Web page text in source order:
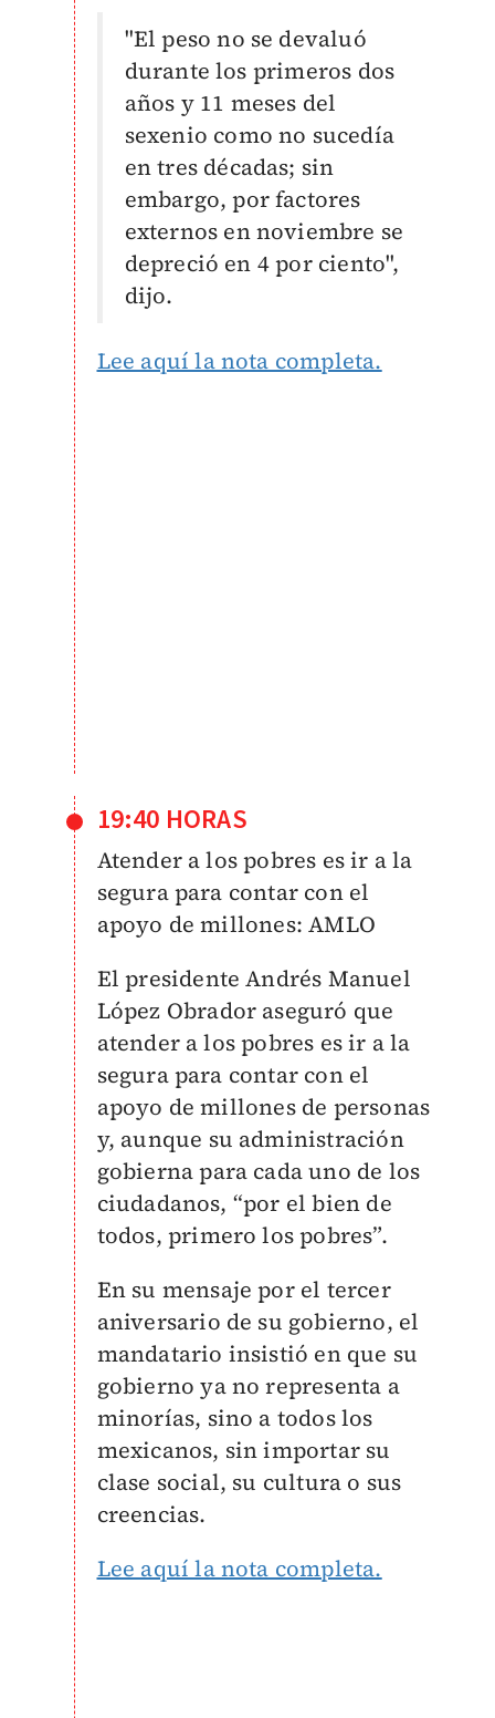
"El peso no se devaluó
durante los primeros dos
años y 11 meses del
sexenio como no sucedía
en tres décadas; sin
embargo, por factores
externos en noviembre se
depreció en 4 por ciento",
dijo.
Lee aquí la nota completa.
19:40 HORAS
Atender a los pobres es ir a la
segura para contar con el
apoyo de millones: AMLO
El presidente Andrés Manuel
López Obrador aseguró que
atender a los pobres es ir a la
segura para contar con el
apoyo de millones de personas
y, aunque su administración
gobierna para cada uno de los
ciudadanos, “por el bien de
todos, primero los pobres”.
En su mensaje por el tercer
aniversario de su gobierno, el
mandatario insistió en que su
gobierno ya no representa a
minorías, sino a todos los
mexicanos, sin importar su
clase social, su cultura o sus
creencias.
Lee aquí la nota completa.